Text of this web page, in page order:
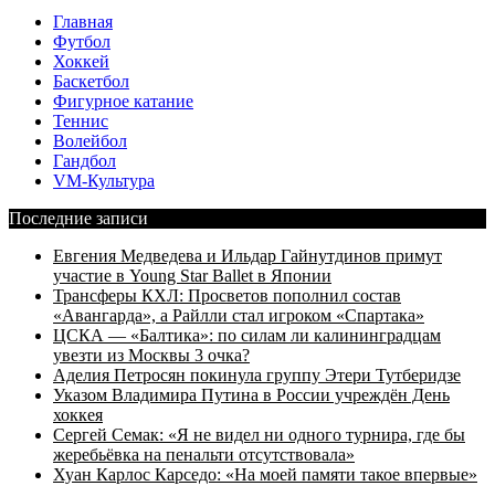
Главная
Футбол
Хоккей
Баскетбол
Фигурное катание
Теннис
Волейбол
Гандбол
VM-Культура
Последние записи
Евгения Медведева и Ильдар Гайнутдинов примут
участие в Young Star Ballet в Японии
Трансферы КХЛ: Просветов пополнил состав
«Авангарда», а Райлли стал игроком «Спартака»
ЦСКА — «Балтика»: по силам ли калининградцам
увезти из Москвы 3 очка?
Аделия Петросян покинула группу Этери Тутберидзе
Указом Владимира Путина в России учреждён День
хоккея
Сергей Семак: «Я не видел ни одного турнира, где бы
жеребьёвка на пенальти отсутствовала»
Хуан Карлос Карседо: «На моей памяти такое впервые»